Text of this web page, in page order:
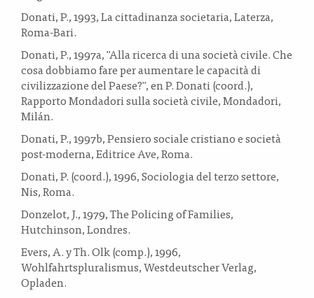
Donati, P., 1993, La cittadinanza societaria, Laterza,
Roma-Bari.
Donati, P., 1997a, "Alla ricerca di una società civile. Che
cosa dobbiamo fare per aumentare le capacità di
civilizzazione del Paese?", en P. Donati (coord.),
Rapporto Mondadori sulla società civile, Mondadori,
Milán.
Donati, P., 1997b, Pensiero sociale cristiano e società
post-moderna, Editrice Ave, Roma.
Donati, P. (coord.), 1996, Sociologia del terzo settore,
Nis, Roma.
Donzelot, J., 1979, The Policing of Families,
Hutchinson, Londres.
Evers, A. y Th. Olk (comp.), 1996,
Wohlfahrtspluralismus, Westdeutscher Verlag,
Opladen.